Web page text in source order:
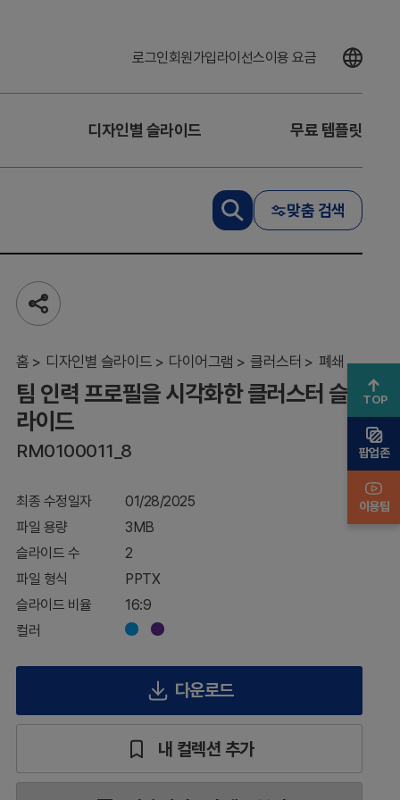
로그인회원가입라이선스이용 요금
디자인별 슬라이드 무료 템플릿
맞춤 검색
공
유
기
홈 디자인별 슬라이드 다이어그램 클러스터 폐쇄
프
필
을
시
화
한
클
러
스
터
이
드
팀 인력 프로필을 시각화한 클러스터 슬
라이드
RM0100011_8
최종 수정일자
01/28/2025
파일 용량
3MB
슬라이드 수
2
파일 형식
PPTX
슬라이드 비율
16:9
컬러
다운로드
내 컬렉션 추가
TOP
팝업존
이용팁